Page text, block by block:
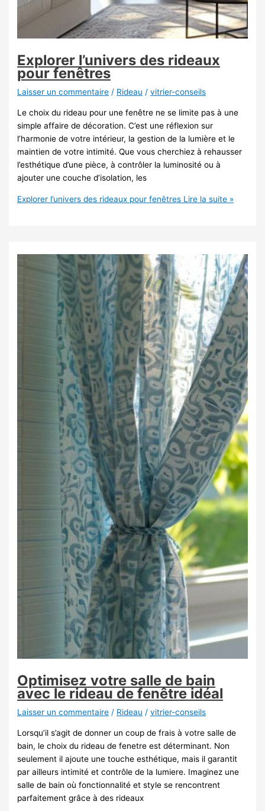
Explorer l’univers des rideaux
pour fenêtres
Laisser un commentaire / Rideau /vitrier-conseils
Le choix du rideau pour une fenêtre ne se limite pas à une
simple affaire de décoration. C’est une réflexion sur
l’harmonie de votre intérieur, la gestion de la lumière et le
maintien de votre intimité. Que vous cherchiez à rehausser
l’esthétique d’une pièce, à contrôler la luminosité ou à
ajouter une couche d’isolation, les
Explorer l’univers des rideaux pour fenêtres Lire la suite »
Optimisez votre salle de bain
avec le rideau de fenêtre idéal
Laisser un commentaire / Rideau /vitrier-conseils
Lorsqu’il s’agit de donner un coup de frais à votre salle de
bain, le choix du rideau de fenetre est déterminant. Non
seulement il ajoute une touche esthétique, mais il garantit
par ailleurs intimité et contrôle de la lumiere. Imaginez une
salle de bain où fonctionnalité et style se rencontrent
parfaitement grâce à des rideaux